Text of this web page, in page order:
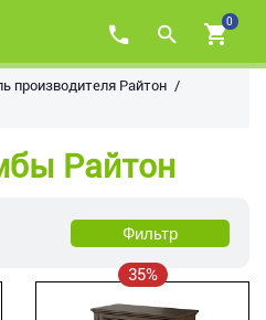
0
производителя Райтон
Райтон
Фильтр
35%